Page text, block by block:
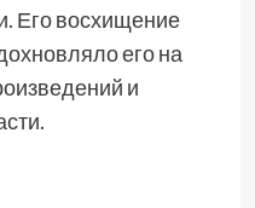
Его восхищение
его на
и